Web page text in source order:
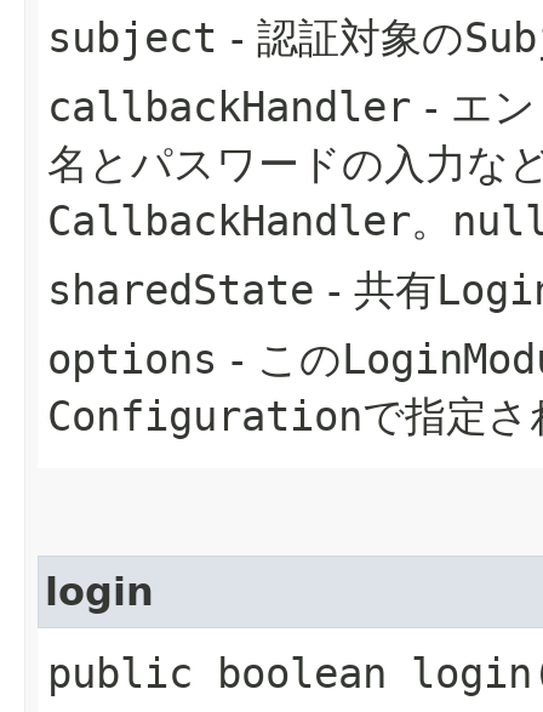
subject - 認証対象の
callbackHandler - エ
名とパスワードの入力な
CallbackHandler。
sharedState - 共有
options - この
Configurationで指定
login
public boolean